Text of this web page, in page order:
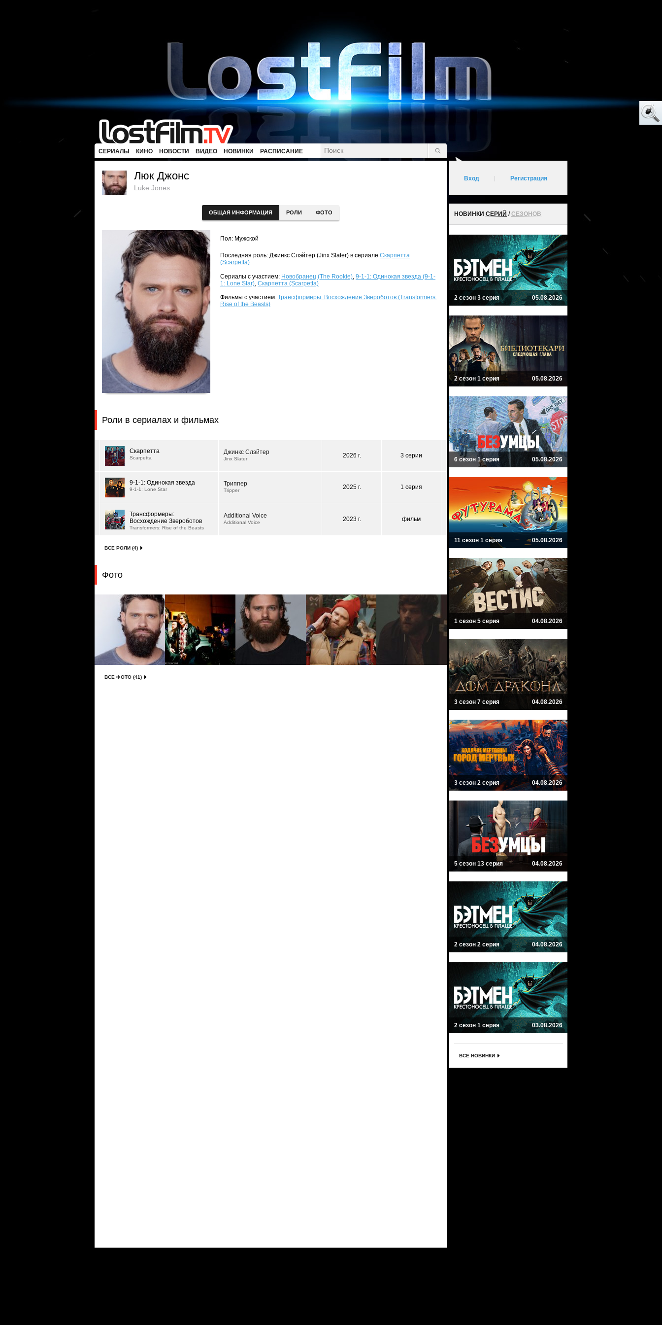
СЕРИАЛЫ КИНО НОВОСТИ ВИДЕО НОВИНКИ РАСПИСАНИЕ
Люк Джонс
Luke Jones
ОБЩАЯ ИНФОРМАЦИЯ РОЛИ ФОТО
Пол: Мужской
Последняя роль: Джинкс Слэйтер (Jinx Slater) в сериале Скарпетта
(Scarpetta)
Сериалы с участием: Новобранец (The Rookie), 9-1-1: Одинокая звезда (9-1-
1: Lone Star), Скарпетта (Scarpetta)
Фильмы с участием: Трансформеры: Восхождение Звероботов (Transformers:
Rise of the Beasts)
Роли в сериалах и фильмах
Скарпетта
Scarpetta
Джинкс Слэйтер
Jinx Slater 2026 г. 3 серии
9-1-1: Одинокая звезда
9-1-1: Lone Star
Триппер
Tripper 2025 г. 1 серия
Трансформеры:
Восхождение Звероботов
Transformers: Rise of the Beasts
Additional Voice
Additional Voice 2023 г. фильм
ВСЕ РОЛИ (4)
Фото
ВСЕ ФОТО (41)
Вход Регистрация
НОВИНКИ СЕРИЙ /СЕЗОНОВ
2 сезон 3 серия 05.08.2026
2 сезон 1 серия 05.08.2026
6 сезон 1 серия 05.08.2026
11 сезон 1 серия 05.08.2026
1 сезон 5 серия 04.08.2026
3 сезон 7 серия 04.08.2026
3 сезон 2 серия 04.08.2026
5 сезон 13 серия 04.08.2026
2 сезон 2 серия 04.08.2026
2 сезон 1 серия 03.08.2026
ВСЕ НОВИНКИ